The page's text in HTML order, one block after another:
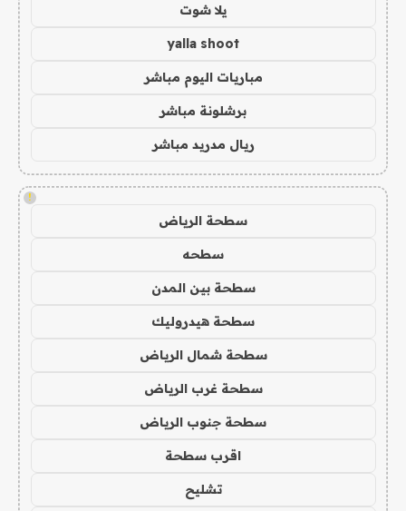
يلا شوت
yalla shoot
مباريات اليوم مباشر
برشلونة مباشر
ريال مدريد مباشر
!
سطحة الرياض
سطحه
سطحة بين المدن
سطحة هيدروليك
سطحة شمال الرياض
سطحة غرب الرياض
سطحة جنوب الرياض
اقرب سطحة
تشليح